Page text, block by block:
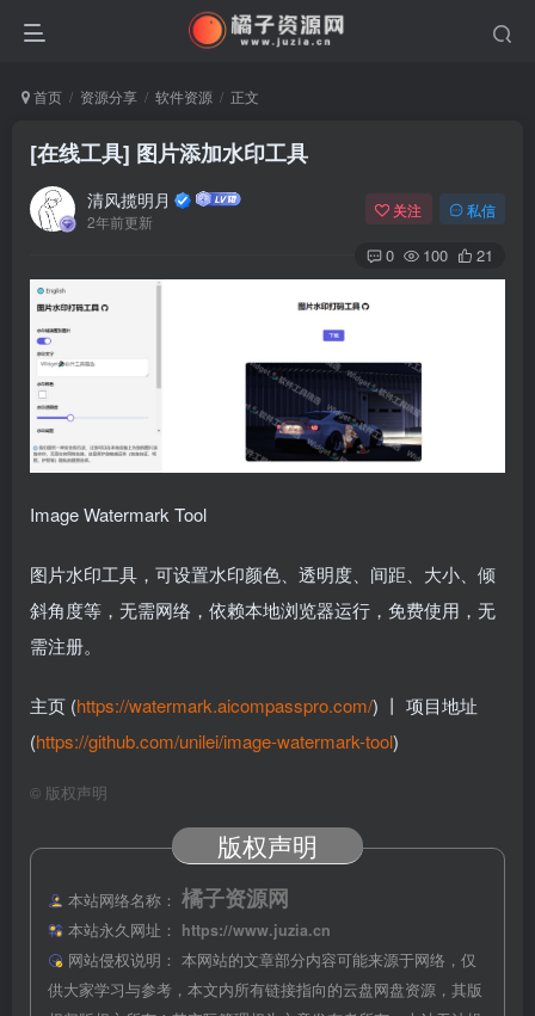
首页 资源分享 软件资源 正文
[在线工具] 图片添加水印工具
清风揽明月
2年前更新
关注 私信
0 100 21
Image Watermark Tool
图片水印工具，可设置水印颜色、透明度、间距、大小、倾
斜角度等，无需网络，依赖本地浏览器运行，免费使用，无
需注册。
主页 (https://watermark.aicompasspro.com/) 丨 项目地址
(https://github.com/unilei/image-watermark-tool)
© 版权声明
版权声明
本站网络名称： 橘子资源网
本站永久网址：
https://www.juzia.cn
网站侵权说明： 本网站的文章部分内容可能来源于网络，仅
供大家学习与参考，本文内所有链接指向的云盘网盘资源，其版